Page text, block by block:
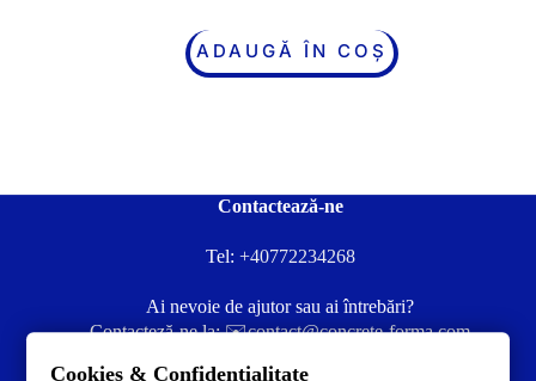
ADAUGĂ ÎN COȘ
Contactează-ne
Tel: +40772234268
Ai nevoie de ajutor sau ai întrebări?
Contacteză-ne la:✉️contact@concrete-forma.com
Cookies & Confidentialitate